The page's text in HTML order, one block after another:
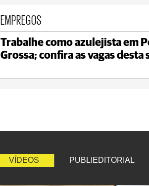
Jaguariaíva
max 19°C min 18°C
EMPREGOS
Trabalhe como azulejista em
Grossa; confira as vagas desta
VÍDEOS PUBLIEDITORIAL